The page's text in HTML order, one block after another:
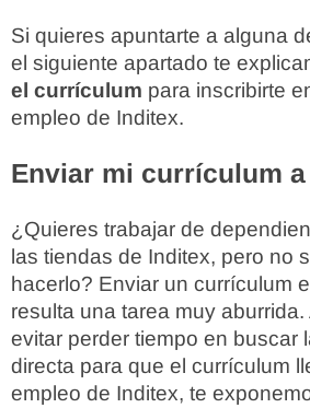
Si quieres apuntarte a alguna
el siguiente apartado te
el currículum para inscribirte
empleo de Inditex.
Enviar mi currículum
¿Quieres trabajar de
las tiendas de Inditex, pero no
hacerlo? Enviar un currículum
resulta una tarea muy
evitar perder tiempo en buscar
directa para que el currículum
empleo de Inditex, te